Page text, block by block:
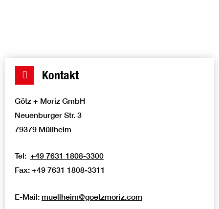
Kontakt
Götz + Moriz GmbH
Neuenburger Str. 3
79379 Müllheim
Tel: +49 7631 1808-3300
Fax: +49 7631 1808-3311
E-Mail: muellheim@goetzmoriz.com